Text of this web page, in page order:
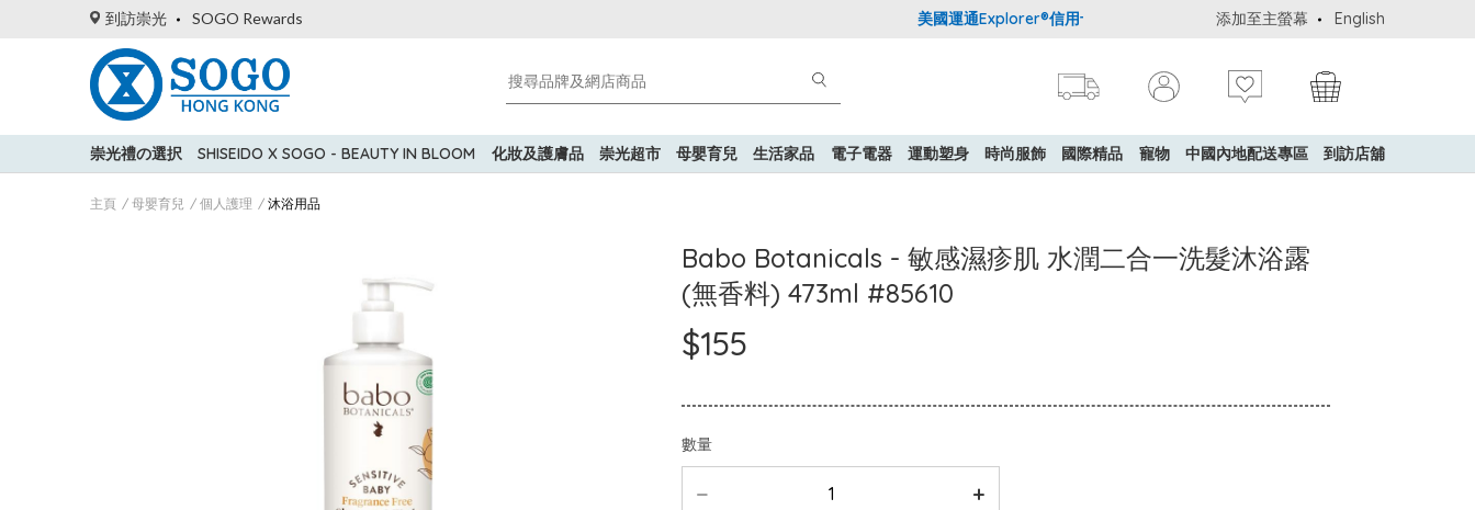
到訪崇光 SOGO Rewards 美國運通Explorer®信用卡會員購物禮遇：高達5%簽賬回贈！ 購買一般貨品(冷凍
添加至主螢幕 English
崇光禮の選択 SHISEIDO X SOGO - BEAUTY IN BLOOM 化妝及護膚品 崇光超市 母嬰育兒 生活家品 電子電器 運動塑身 時尚服飾 國際精品 寵物 中國內地配送專區 到訪店舖
主頁 母嬰育兒 個人護理 沐浴用品
Babo Botanicals - 敏感濕疹肌 水潤二合一洗髮沐浴露
(無香料) 473ml #85610
$155
數量